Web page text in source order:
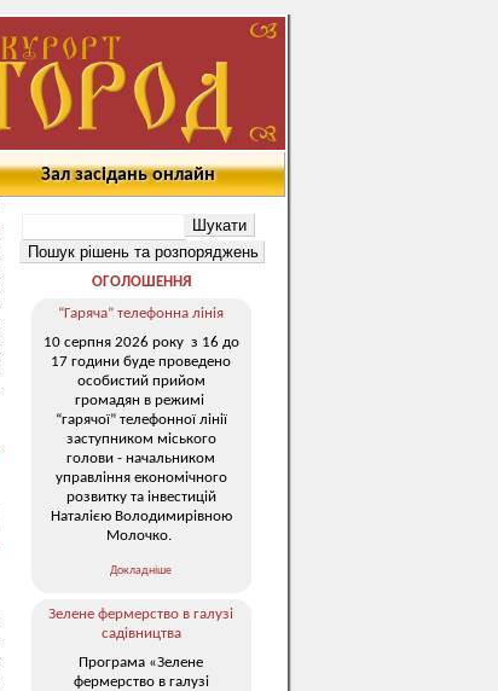
Зал засідань онлайн
ОГОЛОШЕННЯ
“Гаряча” телефонна лінія
10 серпня 2026 року з 16 до
17 години буде проведено
особистий прийом
громадян в режимі
“гарячої” телефонної лінії
заступником міського
голови - начальником
управління економічного
розвитку та інвестицій
Наталією Володимирівною
Молочко.
Докладніше
Зелене фермерство в галузі
садівництва
Програма «Зелене
фермерство в галузі